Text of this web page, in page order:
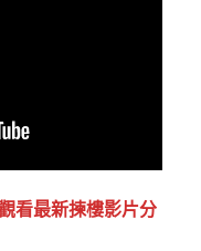
看最新揀樓影片分